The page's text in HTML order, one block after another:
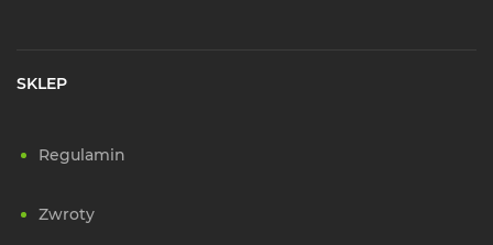
SKLEP
Regulamin
Zwroty